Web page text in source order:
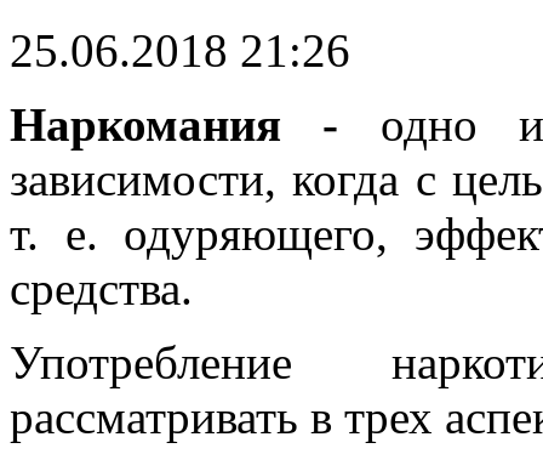
25.06.2018 21:26
Наркомания - одно
зависимости, когда с
т. е. одуряющего,
средства.
Употребление
рассматривать в трех